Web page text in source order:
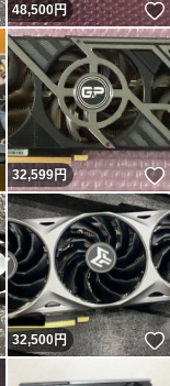
いいね！
48,500円
いいね！
32,599円
いいね！
32,500円